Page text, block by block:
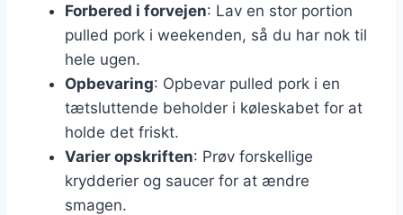
Forbered i forvejen: Lav en stor portion
pulled pork i weekenden, så du har nok til
hele ugen.
Opbevaring: Opbevar pulled pork i en
tætsluttende beholder i køleskabet for at
holde det friskt.
Varier opskriften: Prøv forskellige
krydderier og saucer for at ændre
smagen.